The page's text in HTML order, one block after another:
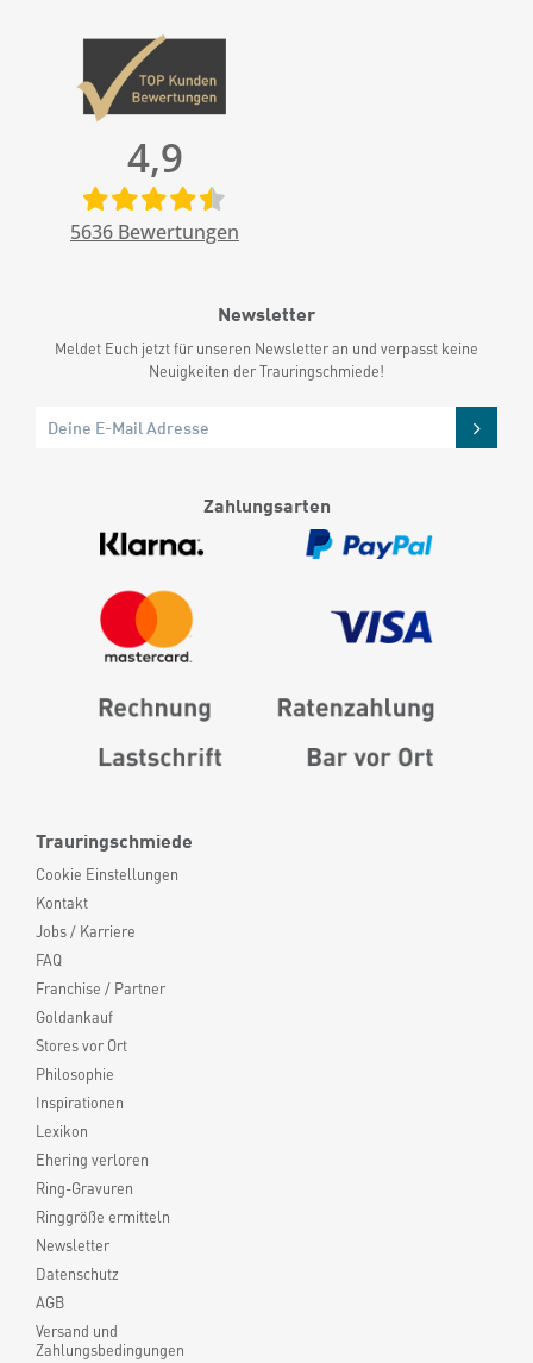
Trauringschmiede
Cookie Einstellungen
Kontakt
Jobs / Karriere
FAQ
Franchise / Partner
Goldankauf
Stores vor Ort
Philosophie
Inspirationen
Lexikon
Ehering verloren
Ring-Gravuren
Ringgröße ermitteln
Newsletter
Datenschutz
AGB
Versand und
Zahlungsbedingungen
4,9
5636 Bewertungen
Newsletter
Meldet Euch jetzt für unseren Newsletter an und verpasst keine
Neuigkeiten der Trauringschmiede!
Zahlungsarten